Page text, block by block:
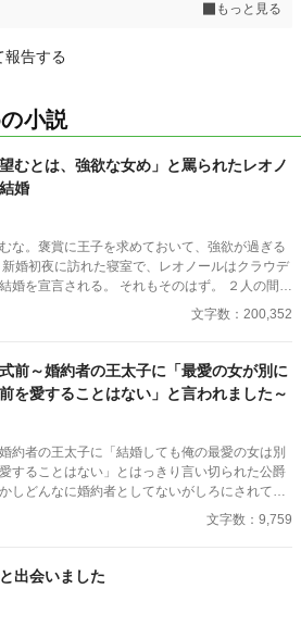
もっと見る
報告する
小説
望むとは、強欲な女め」と罵られたレオノ
婚
むな。褒賞に王子を求めておいて、強欲が過ぎる
婚を宣言される。 それもそのはず。 ２人の間に
ろか、この結婚はレオノールが魔王討伐の褒美
でも、王子を望んだレオノール
ちは本物だ。 だからいくら冷遇されようが、嫌
がない。 どこまでも逞しく、軽薄そ
こか憎めない魅力を持ったレオノールに、やが
心は……。 すれ違い、拗れる２人に愛は生まれ
い恋と陰謀＋バトルのラブファンタジー。
文字数：200,352
式前～婚約者の王太子に「最愛の女が別に
を愛することはない」と言われました～
約者の王太子に「結婚しても俺の最愛の女は別
することはない」とはっきり言い切られた公爵
しどんなに婚約者としてないがしろにされても
を傷つけられても彼女は平気だった。なぜなら
所」があるから……。しかし、王立学園の卒業
た―― ※神視点。■なろうにも別タイトルで重
文字数：9,759
出会いました